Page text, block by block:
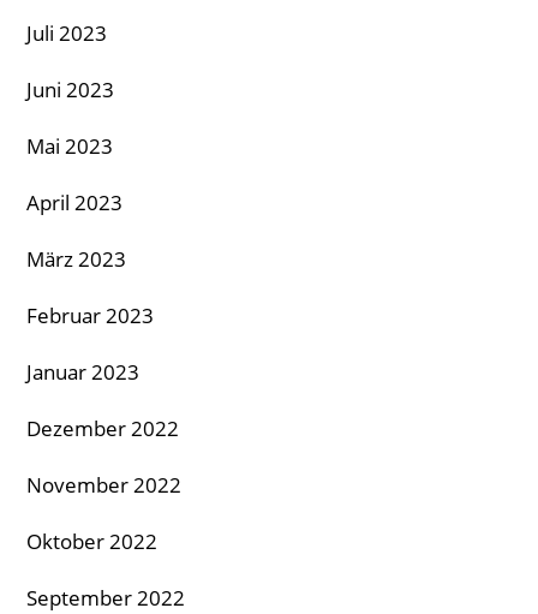
Juli 2023
Juni 2023
Mai 2023
April 2023
März 2023
Februar 2023
Januar 2023
Dezember 2022
November 2022
Oktober 2022
September 2022